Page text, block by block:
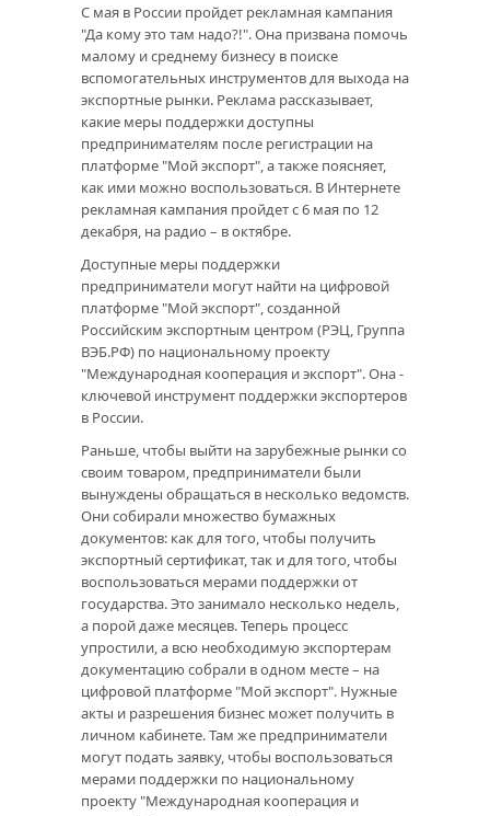
С мая в России пройдет рекламная кампания
"Да кому это там надо?!". Она призвана помочь
малому и среднему бизнесу в поиске
вспомогательных инструментов для выхода на
экспортные рынки. Реклама рассказывает,
какие меры поддержки доступны
предпринимателям после регистрации на
платформе "Мой экспорт", а также поясняет,
как ими можно воспользоваться. В Интернете
рекламная кампания пройдет с 6 мая по 12
декабря, на радио – в октябре.
Доступные меры поддержки
предприниматели могут найти на цифровой
платформе "Мой экспорт", созданной
Российским экспортным центром (РЭЦ, Группа
ВЭБ.РФ) по национальному проекту
"Международная кооперация и экспорт". Она -
ключевой инструмент поддержки экспортеров
в России.
Раньше, чтобы выйти на зарубежные рынки со
своим товаром, предприниматели были
вынуждены обращаться в несколько ведомств.
Они собирали множество бумажных
документов: как для того, чтобы получить
экспортный сертификат, так и для того, чтобы
воспользоваться мерами поддержки от
государства. Это занимало несколько недель,
а порой даже месяцев. Теперь процесс
упростили, а всю необходимую экспортерам
документацию собрали в одном месте – на
цифровой платформе "Мой экспорт". Нужные
акты и разрешения бизнес может получить в
личном кабинете. Там же предприниматели
могут подать заявку, чтобы воспользоваться
мерами поддержки по национальному
проекту "Международная кооперация и